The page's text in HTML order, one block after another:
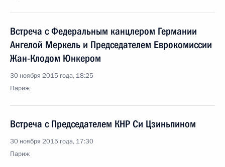
Встреча с Федеральным канцлером Германии
Ангелой Меркель и Председателем Еврокомиссии
Жан-Клодом Юнкером
30 ноября 2015 года, 18:25
Париж
Встреча с Председателем КНР Си Цзиньпином
30 ноября 2015 года, 17:30
Париж